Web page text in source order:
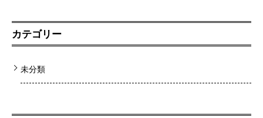
カテゴリー
未分類